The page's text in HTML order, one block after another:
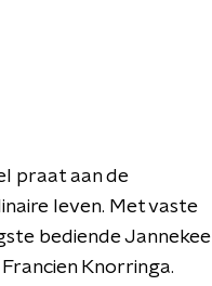
praat aan de
leven. Met vaste
bediende Jannekee
Knorringa.